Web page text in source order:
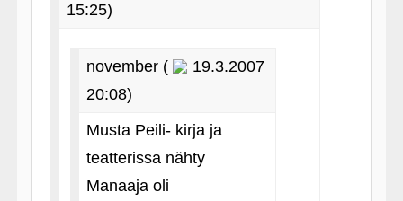
15:25)
november (
19.3.2007
20:08)
Musta Peili- kirja ja
teatterissa nähty
Manaaja oli